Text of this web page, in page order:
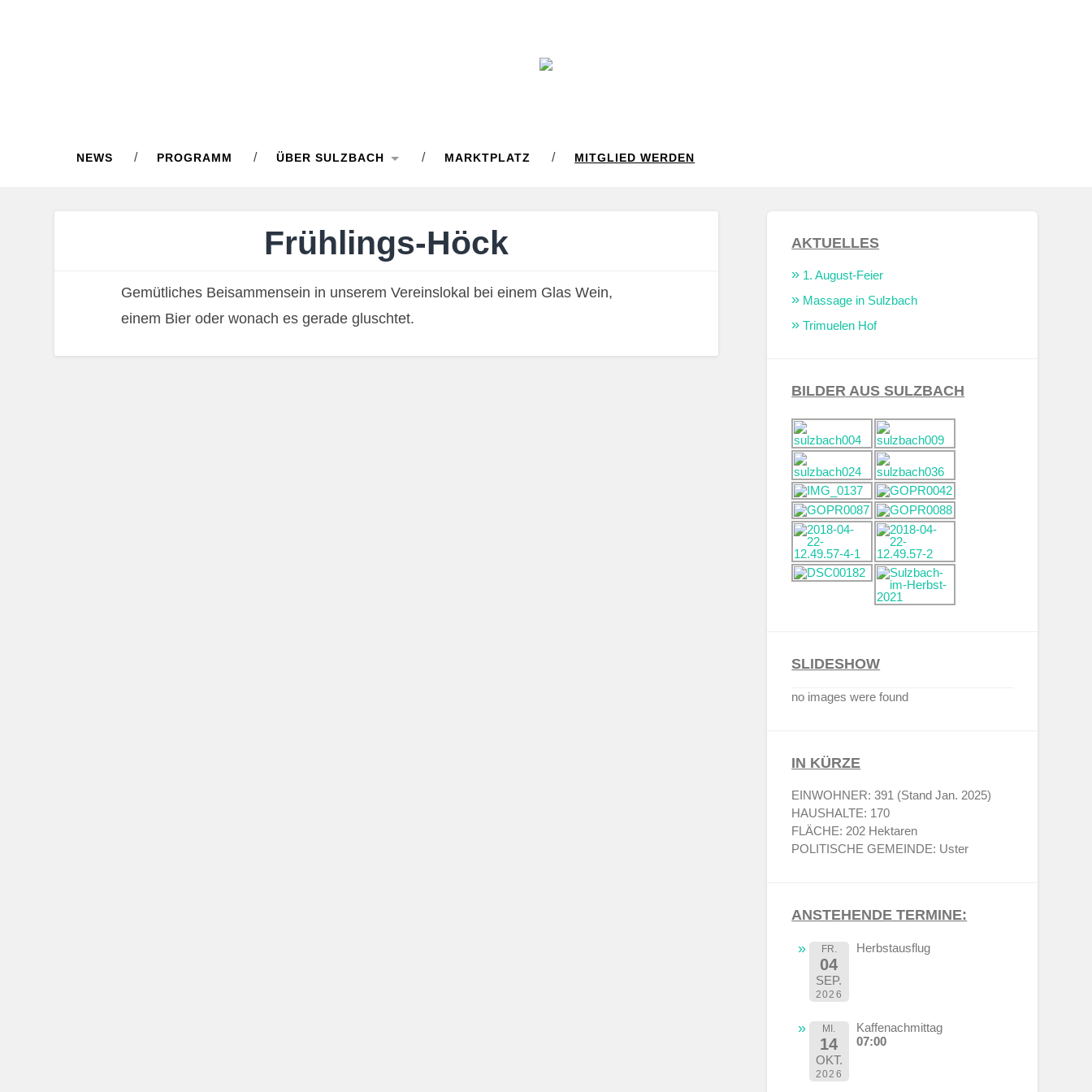
NEWS PROGRAMM ÜBER SULZBACH MARKTPLATZ MITGLIED WERDEN
Frühlings-Höck
Gemütliches Beisammensein in unserem Vereinslokal bei einem Glas Wein,
einem Bier oder wonach es gerade gluschtet.
AKTUELLES
1. August-Feier
Massage in Sulzbach
Trimuelen Hof
BILDER AUS SULZBACH
SLIDESHOW
no images were found
IN KÜRZE
EINWOHNER: 391 (Stand Jan. 2025)
HAUSHALTE: 170
FLÄCHE: 202 Hektaren
POLITISCHE GEMEINDE: Uster
ANSTEHENDE TERMINE:
FR.
04
SEP.
2026
Herbstausflug
MI.
14
OKT.
2026
Kaffenachmittag
07:00